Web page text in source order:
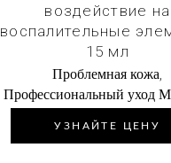
воздействие на
воспалительные
15 мл
Проблемная кожа,
Профессиональный уход
УЗНАЙТЕ ЦЕНУ